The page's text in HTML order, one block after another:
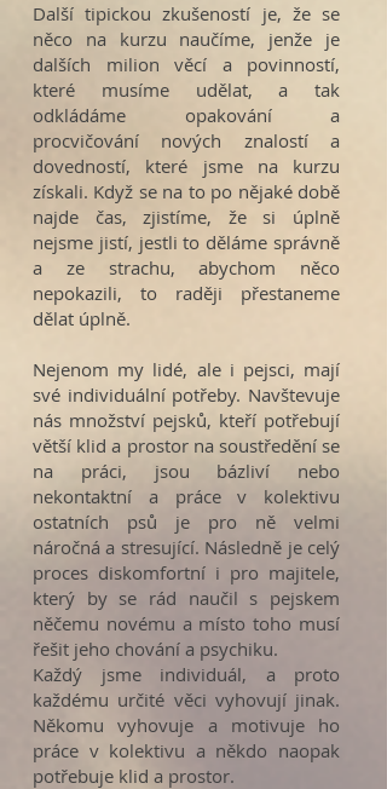
Další tipickou zkušeností je, že se
něco na kurzu naučíme, jenže je
dalších milion věcí a povinností,
které musíme udělat, a tak
odkládáme opakování a
procvičování nových znalostí a
dovedností, které jsme na kurzu
získali. Když se na to po nějaké době
najde čas, zjistíme, že si úplně
nejsme jistí, jestli to děláme správně
a ze strachu, abychom něco
nepokazili, to raději přestaneme
dělat úplně.
Nejenom my lidé, ale i pejsci, mají
své individuální potřeby. Navštevuje
nás množství pejsků, kteří potřebují
větší klid a prostor na soustředění se
na práci, jsou bázliví nebo
nekontaktní a práce v kolektivu
ostatních psů je pro ně velmi
náročná a stresující. Následně je celý
proces diskomfortní i pro majitele,
který by se rád naučil s pejskem
něčemu novému a místo toho musí
řešit jeho chování a psychiku.
Každý jsme individuál, a proto
každému určité věci vyhovují jinak.
Někomu vyhovuje a motivuje ho
práce v kolektivu a někdo naopak
potřebuje klid a prostor.